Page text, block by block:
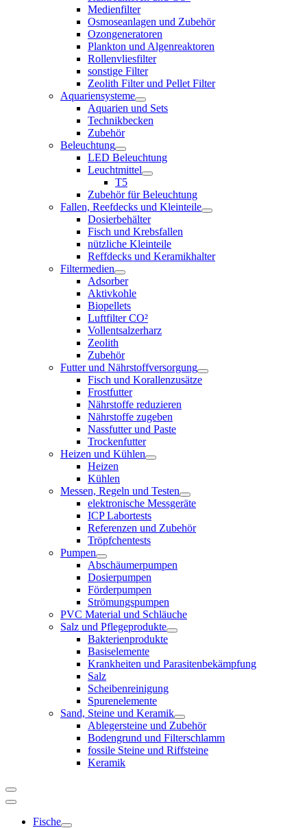
Medienfilter
Osmoseanlagen und Zubehör
Ozongeneratoren
Plankton und Algenreaktoren
Rollenvliesfilter
sonstige Filter
Zeolith Filter und Pellet Filter
Aquariensysteme
Aquarien und Sets
Technikbecken
Zubehör
Beleuchtung
LED Beleuchtung
Leuchtmittel
T5
Zubehör für Beleuchtung
Fallen, Reefdecks und Kleinteile
Dosierbehälter
Fisch und Krebsfallen
nützliche Kleinteile
Reffdecks und Keramikhalter
Filtermedien
Adsorber
Aktivkohle
Biopellets
Luftfilter CO²
Vollentsalzerharz
Zeolith
Zubehör
Futter und Nährstoffversorgung
Fisch und Korallenzusätze
Frostfutter
Nährstoffe reduzieren
Nährstoffe zugeben
Nassfutter und Paste
Trockenfutter
Heizen und Kühlen
Heizen
Kühlen
Messen, Regeln und Testen
elektronische Messgeräte
ICP Labortests
Referenzen und Zubehör
Tröpfchentests
Pumpen
Abschäumerpumpen
Dosierpumpen
Förderpumpen
Strömungspumpen
PVC Material und Schläuche
Salz und Pflegeprodukte
Bakterienprodukte
Basiselemente
Krankheiten und Parasitenbekämpfung
Salz
Scheibenreinigung
Spurenelemente
Sand, Steine und Keramik
Ablegersteine und Zubehör
Bodengrund und Filterschlamm
fossile Steine und Riffsteine
Keramik
Fische